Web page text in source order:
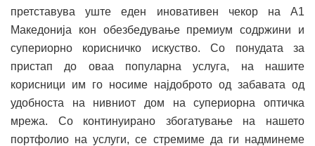
претставува уште еден иновативен чекор на А1
Македонија кон обезбедување премиум содржини и
супериорно корисничко искуство. Со понудата за
пристап до оваа популарна услуга, на нашите
корисници им го носиме најдоброто од забавата од
удобноста на нивниот дом на супериорна оптичка
мрежа. Со континуирано збогатување на нашето
портфолио на услуги, се стремиме да ги надминеме